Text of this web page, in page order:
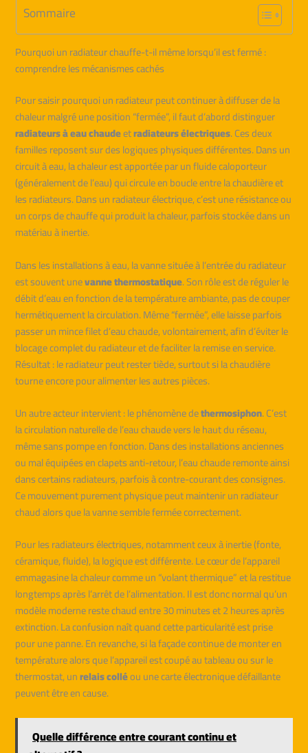
Sommaire
Pourquoi un radiateur chauffe-t-il même lorsqu’il est fermé :
comprendre les mécanismes cachés
Pour saisir pourquoi un radiateur peut continuer à diffuser de la
chaleur malgré une position “fermée”, il faut d’abord distinguer
radiateurs à eau chaudeetradiateurs électriques. Ces deux
familles reposent sur des logiques physiques différentes. Dans un
circuit à eau, la chaleur est apportée par un fluide caloporteur
(généralement de l’eau) qui circule en boucle entre la chaudière et
les radiateurs. Dans un radiateur électrique, c’est une résistance ou
un corps de chauffe qui produit la chaleur, parfois stockée dans un
matériau à inertie.
Dans les installations à eau, la vanne située à l’entrée du radiateur
est souvent unevanne thermostatique. Son rôle est de réguler le
débit d’eau en fonction de la température ambiante, pas de couper
hermétiquement la circulation. Même “fermée”, elle laisse parfois
passer un mince filet d’eau chaude, volontairement, afin d’éviter le
blocage complet du radiateur et de faciliter la remise en service.
Résultat : le radiateur peut rester tiède, surtout si la chaudière
tourne encore pour alimenter les autres pièces.
Un autre acteur intervient : le phénomène dethermosiphon. C’est
la circulation naturelle de l’eau chaude vers le haut du réseau,
même sans pompe en fonction. Dans des installations anciennes
ou mal équipées en clapets anti-retour, l’eau chaude remonte ainsi
dans certains radiateurs, parfois à contre-courant des consignes.
Ce mouvement purement physique peut maintenir un radiateur
chaud alors que la vanne semble fermée correctement.
Pour les radiateurs électriques, notamment ceux à inertie (fonte,
céramique, fluide), la logique est différente. Le cœur de l’appareil
emmagasine la chaleur comme un “volant thermique” et la restitue
longtemps après l’arrêt de l’alimentation. Il est donc normal qu’un
modèle moderne reste chaud entre 30 minutes et 2 heures après
extinction. La confusion naît quand cette particularité est prise
pour une panne. En revanche, si la façade continue de monter en
température alors que l’appareil est coupé au tableau ou sur le
thermostat, unrelais colléou une carte électronique défaillante
peuvent être en cause.
Quelle différence entre courant continu et